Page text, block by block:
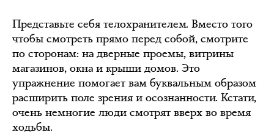
Представьте себя телохранителем. Вместо того
чтобы смотреть прямо перед собой, смотрите
по сторонам: на дверные проемы, витрины
магазинов, окна и крыши домов. Это
упражнение помогает вам буквальным образом
расширить поле зрения и осознанности. Кстати,
очень немногие люди смотрят вверх во время
ходьбы.